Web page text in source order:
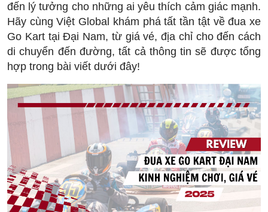
đến lý tưởng cho những ai yêu thích cảm giác mạnh.
Hãy cùng Việt Global khám phá tất tần tật về đua xe
Go Kart tại Đại Nam, từ giá vé, địa chỉ cho đến cách
di chuyển đến đường, tất cả thông tin sẽ được tổng
hợp trong bài viết dưới đây!